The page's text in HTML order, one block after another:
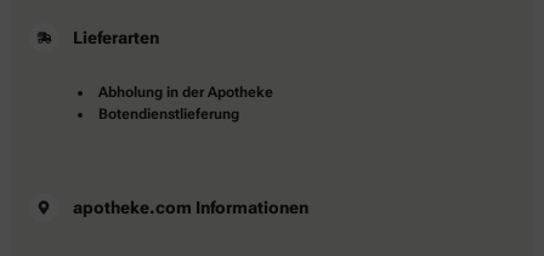
Lieferarten
Abholung in der Apotheke
Botendienstlieferung
apotheke.com Informationen